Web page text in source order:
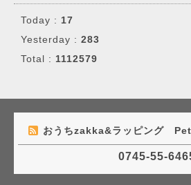
Today : 17
Yesterday : 283
Total : 1112579
おうちzakka&ラッピング
0745-55-